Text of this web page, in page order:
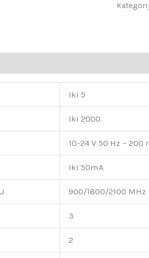
Iki 5
Iki 2000
10-24 V 50 Hz ~
Iki 50mA
900/1800/2100 MHz
3
2